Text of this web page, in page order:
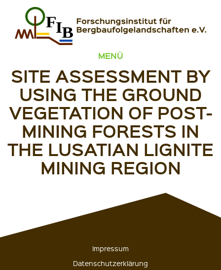
Zum Inhalt springen
FIB – Forschungsinstitut für Bergbaufolgelandschaften
MENÜ
SITE ASSESSMENT BY
USING THE GROUND
VEGETATION OF POST-
MINING FORESTS IN
THE LUSATIAN LIGNITE
MINING REGION
Impressum
Datenschutzerklärung